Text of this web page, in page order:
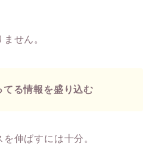
せん。
てる情報を盛り込む
伸ばすには十分。